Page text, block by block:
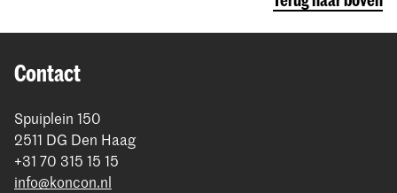
Contact
Spuiplein 150
2511 DG Den Haag
+31 70 315 15 15
info@koncon.nl